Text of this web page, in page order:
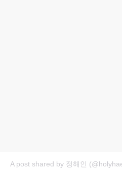
A post shared by 정해인